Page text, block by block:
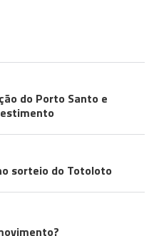
do Porto Santo e
sorteio do Totoloto